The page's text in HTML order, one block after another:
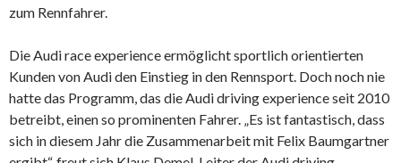
zum Rennfahrer.
Die Audi race experience ermöglicht sportlich orientierten
Kunden von Audi den Einstieg in den Rennsport. Doch noch nie
hatte das Programm, das die Audi driving experience seit 2010
betreibt, einen so prominenten Fahrer. „Es ist fantastisch, dass
sich in diesem Jahr die Zusammenarbeit mit Felix Baumgartner